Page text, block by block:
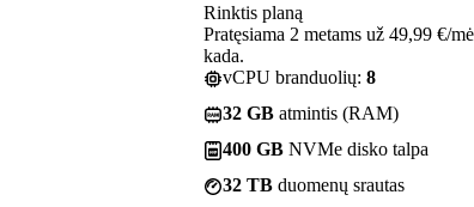
Rinktis planą
Pratęsiama 2 metams už 49,99 €/
kada.
vCPU branduolių: 8
32 GB atmintis (RAM)
400 GB NVMe disko talpa
32 TB duomenų srautas